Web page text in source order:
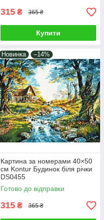
315 ₴ 365 ₴
Купити
Новинка –14%
Картина за номерами 40×50
см Kontur Будинок біля річки
DS0455
Готово до відправки
315 ₴ 365 ₴